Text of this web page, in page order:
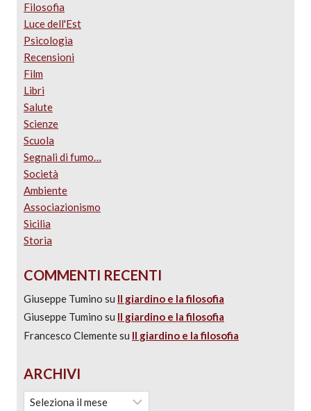
Filosofia
Luce dell'Est
Psicologia
Recensioni
Film
Libri
Salute
Scienze
Scuola
Segnali di fumo…
Società
Ambiente
Associazionismo
Sicilia
Storia
COMMENTI RECENTI
Giuseppe Tumino su Il giardino e la filosofia
Giuseppe Tumino su Il giardino e la filosofia
Francesco Clementesu Il giardino e la filosofia
ARCHIVI